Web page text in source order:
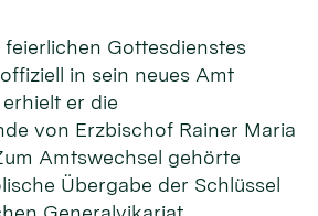
feierlichen Gottesdienstes
in sein neues Amt
er die
von Erzbischof Rainer Maria
Amtswechsel gehörte
Übergabe der Schlüssel